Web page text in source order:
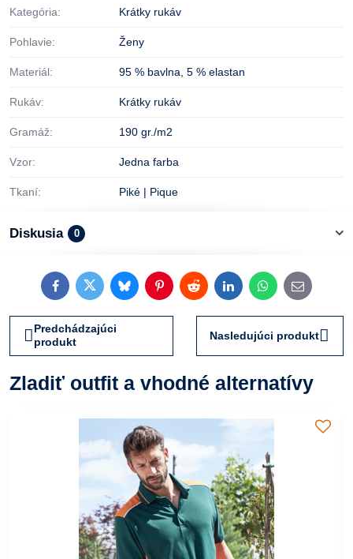
Kategória: Krátky rukáv
Pohlavie: Ženy
Materiál: 95 % bavlna 5 % elastan
Rukáv: Krátky rukáv
Gramáž: 190 gr./m2
Vzor: Jedna farba
Tkaní: Piké | Pique
Diskusia 0
FacebookTwitterBlueskyPinterestRedditLinkedInWhatsApp
E-
mail
Predchádzajúci
produkt
Nasledujúci produkt
Zladiť outfit a vhodné alternatívy